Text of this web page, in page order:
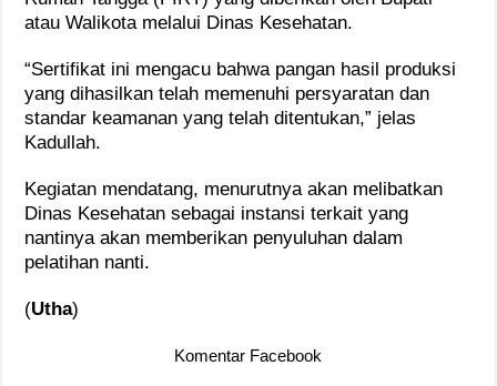
atau Walikota melalui Dinas Kesehatan.
“Sertifikat ini mengacu bahwa pangan hasil produksi
yang dihasilkan telah memenuhi persyaratan dan
standar keamanan yang telah ditentukan,” jelas
Kadullah.
Kegiatan mendatang, menurutnya akan melibatkan
Dinas Kesehatan sebagai instansi terkait yang
nantinya akan memberikan penyuluhan dalam
pelatihan nanti.
(Utha)
Komentar Facebook